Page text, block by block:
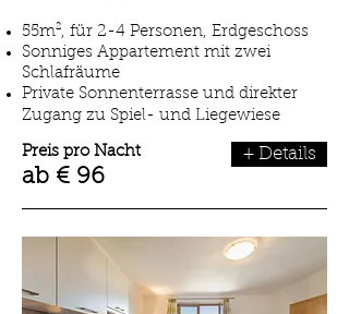
55m², für 2-4 Personen, Erdgeschoss
Sonniges Appartement mit zwei
Schlafräume
Private Sonnenterrasse und direkter
Zugang zu Spiel- und Liegewiese
Preis pro Nacht
ab € 96
+ Details